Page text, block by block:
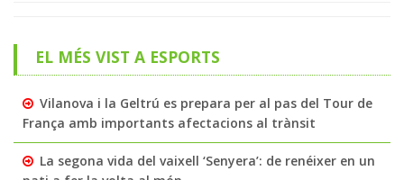
EL MÉS VIST A ESPORTS
Vilanova i la Geltrú es prepara per al pas del Tour de
França amb importants afectacions al trànsit
La segona vida del vaixell ‘Senyera’: de renéixer en un